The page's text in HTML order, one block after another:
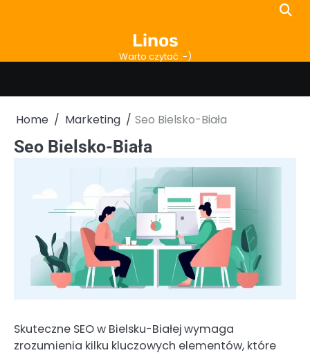
Linos
Warto czytać :-)
Home Marketing Seo Bielsko-Biała
Seo Bielsko-Biała
Skuteczne SEO w Bielsku-Białej wymaga
zrozumienia kilku kluczowych elementów, które